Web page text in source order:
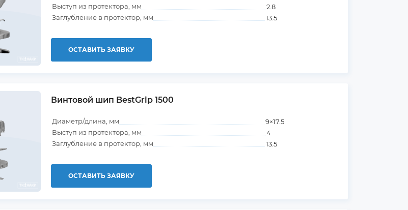
Выступ из протектора, мм
2.8
Заглубление в протектор, мм
13.5
ОСТАВИТЬ ЗАЯВКУ
Винтовой шип BestGrip 1500
Диаметр/длина, мм
9×17.5
Выступ из протектора, мм
4
Заглубление в протектор, мм
13.5
ОСТАВИТЬ ЗАЯВКУ